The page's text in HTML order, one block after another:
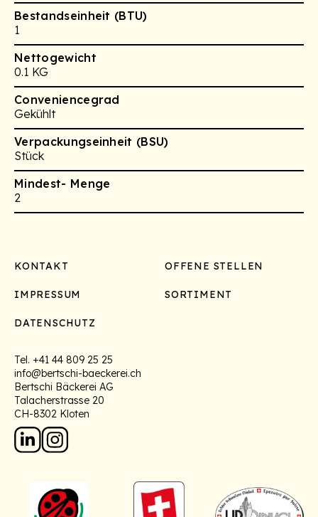
Bestandseinheit (BTU)
1
Nettogewicht
0.1 KG
Conveniencegrad
Gekühlt
Verpackungseinheit (BSU)
Stück
Mindest- Menge
2
Footer
KONTAKT OFFENE STELLEN
IMPRESSUM SORTIMENT
DATENSCHUTZ
Tel. +41 44 809 25 25
info@bertschi-baeckerei.ch
Bertschi Bäckerei AG
Talacherstrasse 20
CH-8302 Kloten